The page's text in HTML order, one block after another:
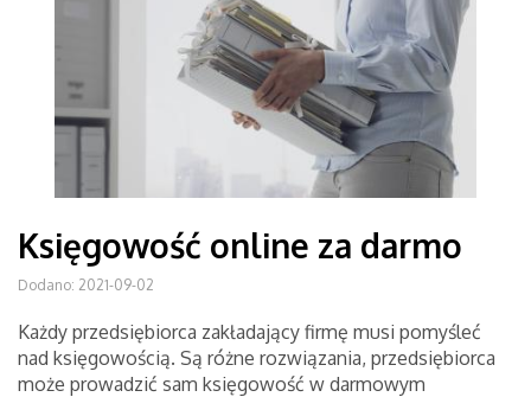
Księgowość online za darmo
Dodano: 2021-09-02
Każdy przedsiębiorca zakładający firmę musi pomyśleć
nad księgowością. Są różne rozwiązania, przedsiębiorca
może prowadzić sam księgowość w darmowym